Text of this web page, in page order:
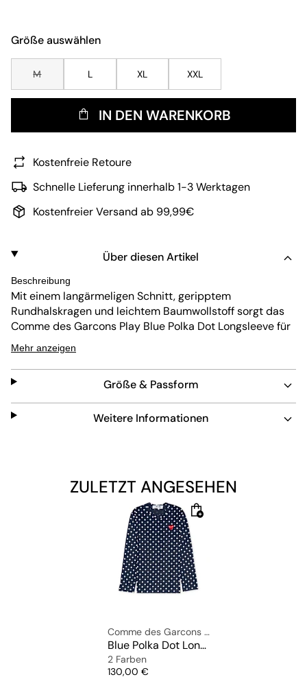
Größe auswählen
M L XL XXL
IN DEN WARENKORB
Kostenfreie Retoure
Schnelle Lieferung innerhalb 1-3 Werktagen
Kostenfreier Versand ab 99,99€
Über diesen Artikel
Beschreibung
Mit einem langärmeligen Schnitt, geripptem
Rundhalskragen und leichtem Baumwollstoff sorgt das
Comme des Garcons Play Blue Polka Dot Longsleeve für
hohen Tragekomfort im Alltag. Einen authentischen Look
hinterlässt dabei das dunkelblaue Design mit weißen
Punkten und ikonischem Play-Heart-Logo auf der Brust.
Zudem bieten ihm die reguläre Passform und die
überschnittenen Schultern einen klassischen Look.
Das Model ist 1,83m groß, wiegt 75kg und trägt die
Mehr anzeigen
Größe & Passform
Weitere Informationen
ZULETZT ANGESEHEN
Comme des Garcons Play
Blue Polka Dot Longsleeve
2 Farben
Preis
130,00 €